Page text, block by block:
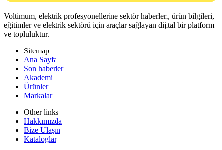
Voltimum, elektrik profesyonellerine sektör haberleri, ürün bilgileri,
eğitimler ve elektrik sektörü için araçlar sağlayan dijital bir platform
ve topluluktur.
Sitemap
Ana Sayfa
Son haberler
Akademi
Ürünler
Markalar
Other links
Hakkımızda
Bize Ulaşın
Kataloglar